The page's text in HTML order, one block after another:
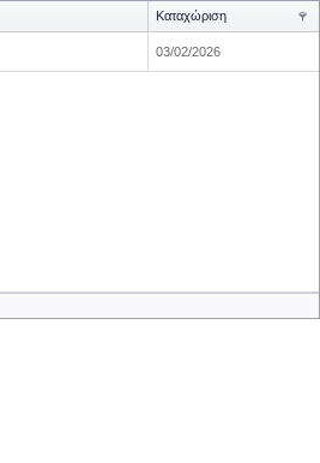
Καταχώριση
03/02/2026